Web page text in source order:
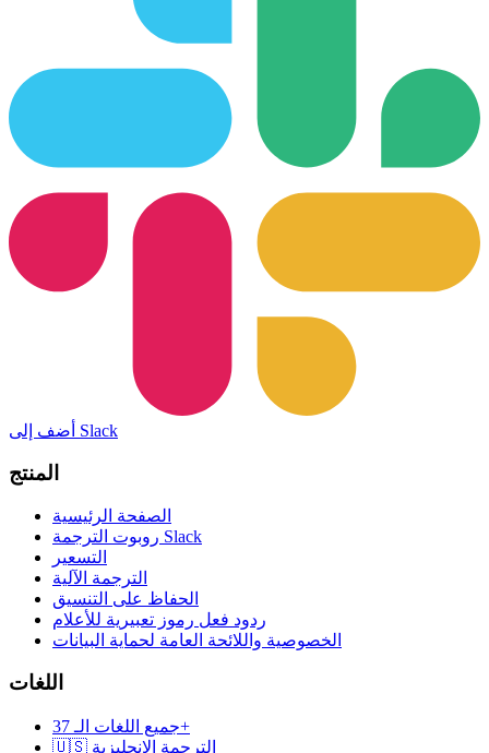
أضف إلى Slack
المنتج
الصفحة الرئيسية
روبوت الترجمة Slack
التسعير
الترجمة الآلية
الحفاظ على التنسيق
ردود فعل رموز تعبيرية للأعلام
الخصوصية واللائحة العامة لحماية البيانات
اللغات
جميع اللغات الـ 37+
🇺🇸 الترجمة الإنجليزية